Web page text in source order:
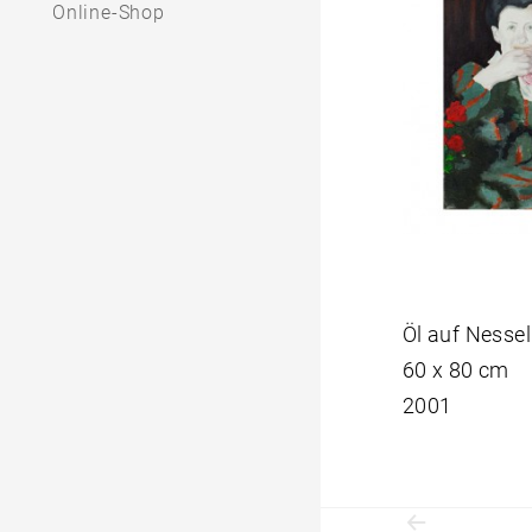
Online-Shop
Öl auf Nessel
60 x 80 cm
2001